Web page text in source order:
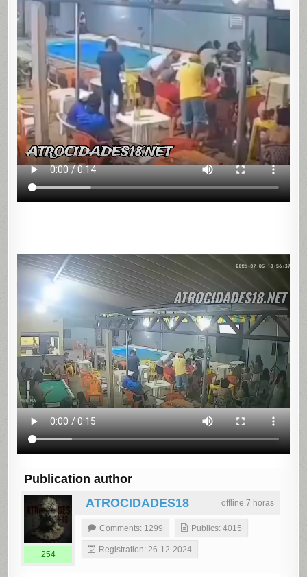
Publication author
offline 7 horas
ATROCIDADES18
254
Comments: 1299 Publics: 4015
Registration: 26-12-2024